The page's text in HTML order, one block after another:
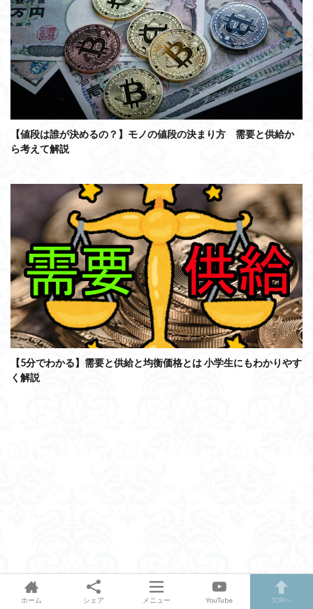
【値段は誰が決めるの？】モノの値段の決まり方 需要と供給か
ら考えて解説
【5分でわかる】需要と供給と均衡価格とは 小学生にもわかりやす
く解説
ホーム シェア メニュー YouTube TOPへ